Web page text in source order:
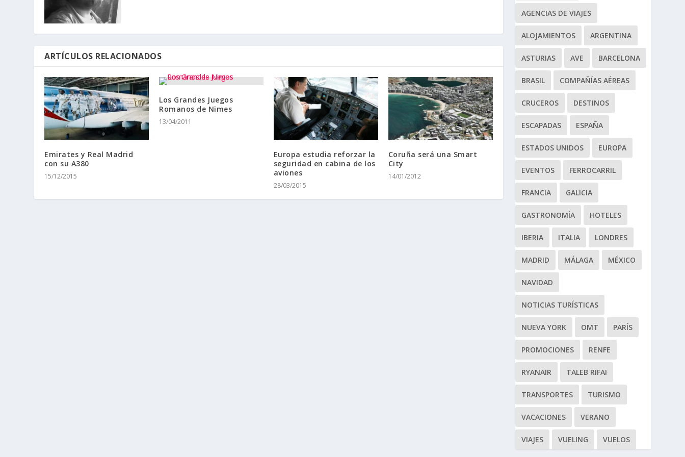
ARTÍCULOS RELACIONADOS
Emirates y Real Madrid
con su A380
15/12/2015
Los Grandes Juegos
Romanos de Nimes
13/04/2011
Europa estudia reforzar la
seguridad en cabina de los
aviones
28/03/2015
Coruña será una Smart
City
14/01/2012
AGENCIAS DE VIAJES
ALOJAMIENTOS ARGENTINA
ASTURIAS AVE BARCELONA
BRASIL COMPAÑÍAS AÉREAS
CRUCEROS DESTINOS
ESCAPADAS ESPAÑA
ESTADOS UNIDOS EUROPA
EVENTOS FERROCARRIL
FRANCIA GALICIA
GASTRONOMÍA HOTELES
IBERIA ITALIA LONDRES
MADRID MÁLAGA MÉXICO
NAVIDAD
NOTICIAS TURÍSTICAS
NUEVA YORK OMT PARÍS
PROMOCIONES RENFE
RYANAIR TALEB RIFAI
TRANSPORTES TURISMO
VACACIONES VERANO
VIAJES VUELING VUELOS